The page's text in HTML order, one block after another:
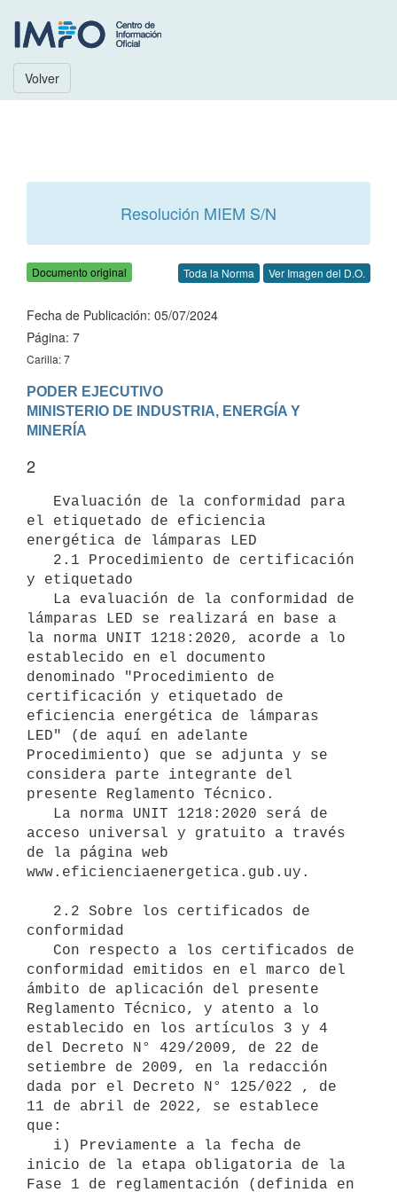
Volver
Resolución MIEM S/N
Documento original Toda la Norma Ver Imagen del D.O.
Fecha de Publicación: 05/07/2024
Página: 7
Carilla: 7
PODER EJECUTIVO
MINISTERIO DE INDUSTRIA, ENERGÍA Y
2
el etiquetado de eficiencia
energética de lámparas LED
y etiquetado
lámparas LED se realizará en base a
la norma UNIT 1218:2020, acorde a lo
establecido en el documento
denominado "Procedimiento de
certificación y etiquetado de
eficiencia energética de lámparas
LED" (de aquí en adelante
Procedimiento) que se adjunta y se
considera parte integrante del
presente Reglamento Técnico.
acceso universal y gratuito a través
de la página web
www.eficienciaenergetica.gub.uy.
conformidad
conformidad emitidos en el marco del
ámbito de aplicación del presente
Reglamento Técnico, y atento a lo
establecido en los artículos 3 y 4
del Decreto N° 429/2009, de 22 de
setiembre de 2009, en la redacción
dada por el Decreto N° 125/022 , de
11 de abril de 2022, se establece
que:
inicio de la etapa obligatoria de la
Fase 1 de reglamentación (definida en